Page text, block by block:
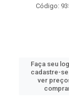
Código:
Faça seu
cadastre-
ver